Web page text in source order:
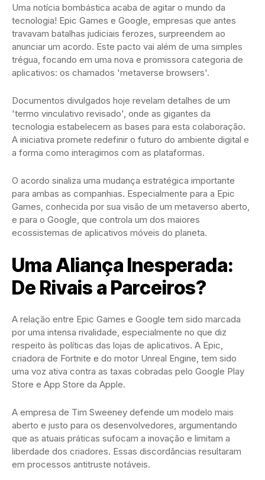
Uma notícia bombástica acaba de agitar o mundo da
tecnologia! Epic Games e Google, empresas que antes
travavam batalhas judiciais ferozes, surpreendem ao
anunciar um acordo. Este pacto vai além de uma simples
trégua, focando em uma nova e promissora categoria de
aplicativos: os chamados 'metaverse browsers'.
Documentos divulgados hoje revelam detalhes de um
'termo vinculativo revisado', onde as gigantes da
tecnologia estabelecem as bases para esta colaboração.
A iniciativa promete redefinir o futuro do ambiente digital e
a forma como interagimos com as plataformas.
O acordo sinaliza uma mudança estratégica importante
para ambas as companhias. Especialmente para a Epic
Games, conhecida por sua visão de um metaverso aberto,
e para o Google, que controla um dos maiores
ecossistemas de aplicativos móveis do planeta.
Uma Aliança Inesperada:
De Rivais a Parceiros?
A relação entre Epic Games e Google tem sido marcada
por uma intensa rivalidade, especialmente no que diz
respeito às políticas das lojas de aplicativos. A Epic,
criadora de Fortnite e do motor Unreal Engine, tem sido
uma voz ativa contra as taxas cobradas pelo Google Play
Store e App Store da Apple.
A empresa de Tim Sweeney defende um modelo mais
aberto e justo para os desenvolvedores, argumentando
que as atuais práticas sufocam a inovação e limitam a
liberdade dos criadores. Essas discordâncias resultaram
em processos antitruste notáveis.